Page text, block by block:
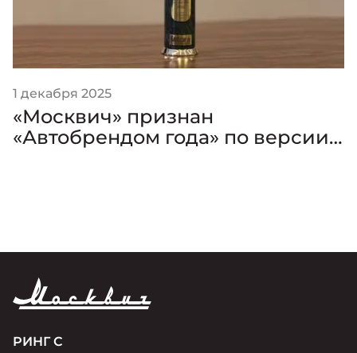
1 декабря 2025
«Москвич» признан
«Автобрендом года» по версии
РИНГ С